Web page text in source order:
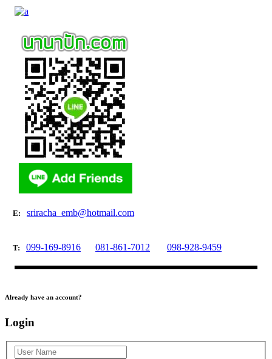
E: sriracha_emb@hotmail.com
T: 099-169-8916 081-861-7012 098-928-9459
Already have an account?
Login